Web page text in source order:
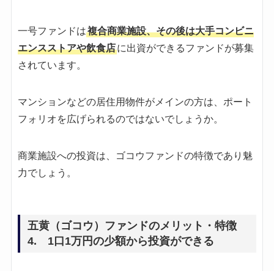
一号ファンドは複合商業施設、その後は大手コンビニ
エンスストアや飲食店に出資ができるファンドが募集
されています。
マンションなどの居住用物件がメインの方は、ポート
フォリオを広げられるのではないでしょうか。
商業施設への投資は、ゴコウファンドの特徴であり魅
力でしょう。
五黄（ゴコウ）ファンドのメリット・特徴
4. 1口1万円の少額から投資ができる